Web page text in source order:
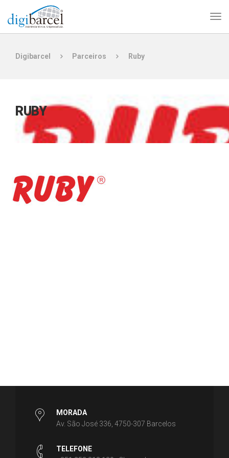
Digibarcel Parceiros Ruby
RUBY
MORADA
Av. São José 336, 4750-307 Barcelos
TELEFONE